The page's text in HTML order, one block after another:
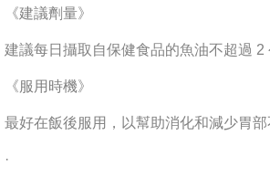
《建議劑量》
建議每日攝取自保健食品的魚油不超過 2
《服用時機》
最好在飯後服用，以幫助消化和減少胃部
·